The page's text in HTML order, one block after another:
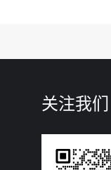
关注我们